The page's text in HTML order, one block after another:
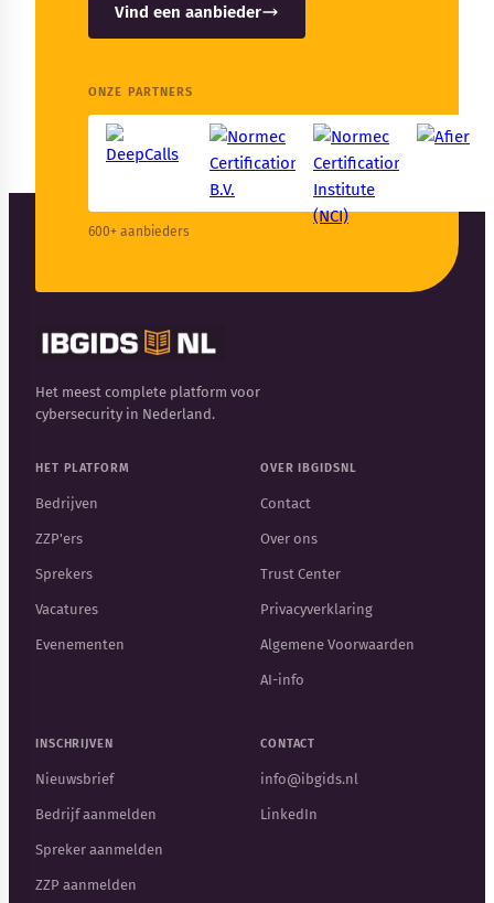
Vind een aanbieder
ONZE PARTNERS
600+ aanbieders
Het meest complete platform voor
cybersecurity in Nederland.
HET PLATFORM
Bedrijven
ZZP'ers
Sprekers
Vacatures
Evenementen
OVER IBGIDSNL
Contact
Over ons
Trust Center
Privacyverklaring
Algemene Voorwaarden
AI-info
INSCHRIJVEN
Nieuwsbrief
Bedrijf aanmelden
Spreker aanmelden
ZZP aanmelden
CONTACT
info@ibgids.nl
LinkedIn